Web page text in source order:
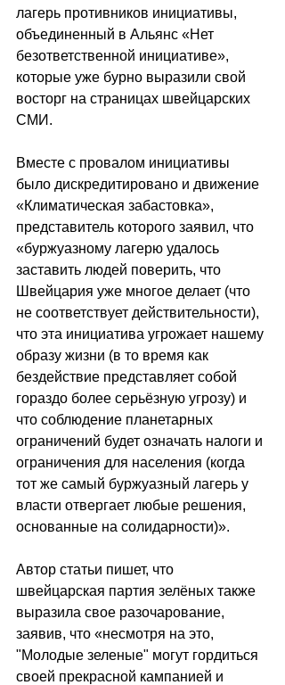
лагерь противников инициативы,
объединенный в Альянс «Нет
безответственной инициативе»,
которые уже бурно выразили свой
восторг на страницах швейцарских
СМИ.
Вместе с провалом инициативы
было дискредитировано и движение
«Климатическая забастовка»,
представитель которого заявил, что
«буржуазному лагерю удалось
заставить людей поверить, что
Швейцария уже многое делает (что
не соответствует действительности),
что эта инициатива угрожает нашему
образу жизни (в то время как
бездействие представляет собой
гораздо более серьёзную угрозу) и
что соблюдение планетарных
ограничений будет означать налоги и
ограничения для населения (когда
тот же самый буржуазный лагерь у
власти отвергает любые решения,
основанные на солидарности)».
Автор статьи пишет, что
швейцарская партия зелёных также
выразила свое разочарование,
заявив, что «несмотря на это,
"Молодые зеленые" могут гордиться
своей прекрасной кампанией и